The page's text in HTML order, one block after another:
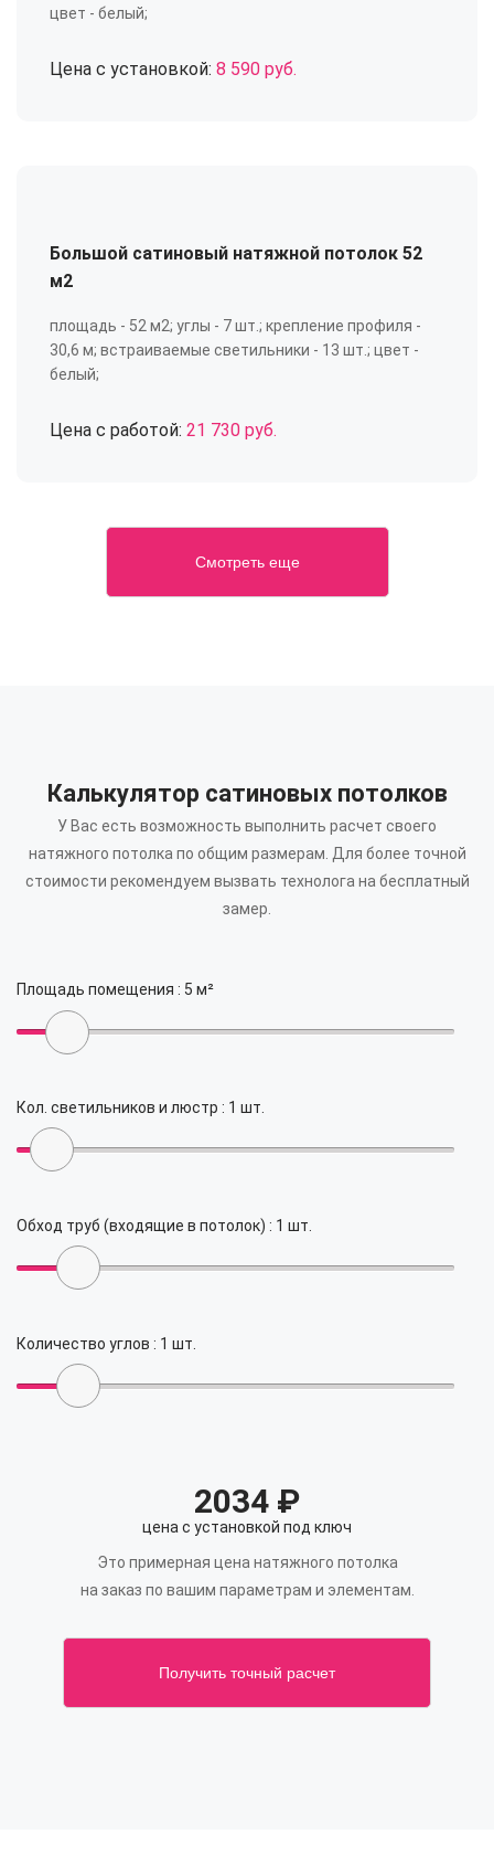
цвет - белый;
Цена с установкой: 8 590 руб.
Большой сатиновый натяжной потолок 52
м2
площадь - 52 м2; углы - 7 шт.; крепление профиля -
30,6 м; встраиваемые светильники - 13 шт.; цвет -
белый;
Цена с работой: 21 730 руб.
Смотреть еще
Калькулятор сатиновых потолков
У Вас есть возможность выполнить расчет своего
натяжного потолка по общим размерам. Для более точной
стоимости рекомендуем вызвать технолога на бесплатный
замер.
Площадь помещения : 5 м²
Кол. светильников и люстр : 1 шт.
Обход труб (входящие в потолок) : 1 шт.
Количество углов : 1 шт.
2034 ₽
цена с установкой под ключ
Это примерная цена натяжного потолка
на заказ по вашим параметрам и элементам.
Получить точный расчет